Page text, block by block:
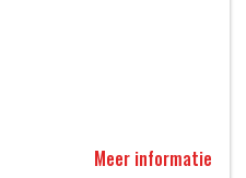
Meer informatie